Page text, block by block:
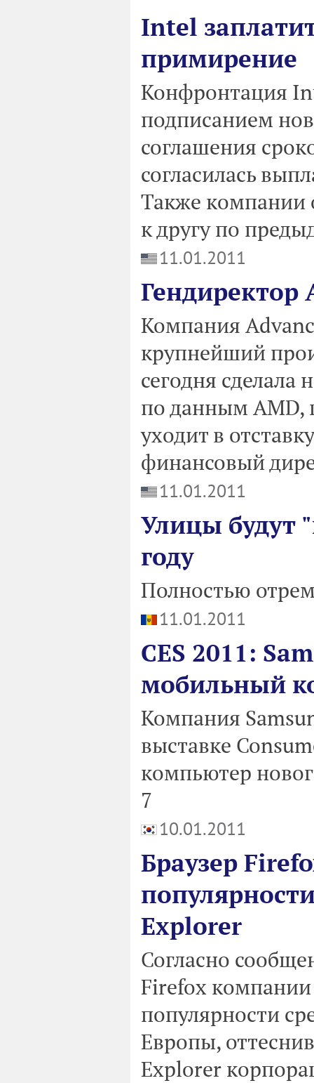
Intel
примирение
Конфронтация
подписанием
соглашения
согласилась
Также компании
к другу по
11.01.2011
Гендиректор
Компания
крупнейший
сегодня
по данным AMD,
уходит в
финансовый
11.01.2011
Улицы будут
году
Полностью
11.01.2011
CES 2011:
мобильный
Компания
выставке
компьютер
7
10.01.2011
Браузер
Explorer
Согласно
Firefox
популярности
Европы,
Explorer